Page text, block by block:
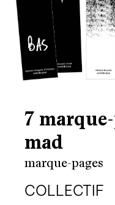
7
mad
marque-pages
COLLECTIF